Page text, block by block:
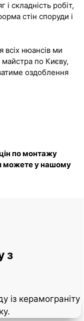
і складність робіт,
стін споруди і
всіх нюансів ми
по Києву,
оздоблення
по монтажу
можете у нашому
з